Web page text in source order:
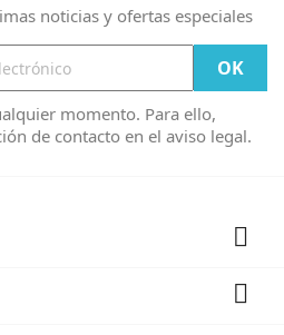
noticias y ofertas especiales
momento. Para ello,
de contacto en el aviso legal.

